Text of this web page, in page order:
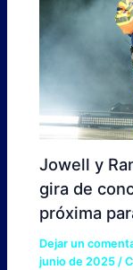
Jowell y
gira de
próxima
Dejar un
junio de 2025/